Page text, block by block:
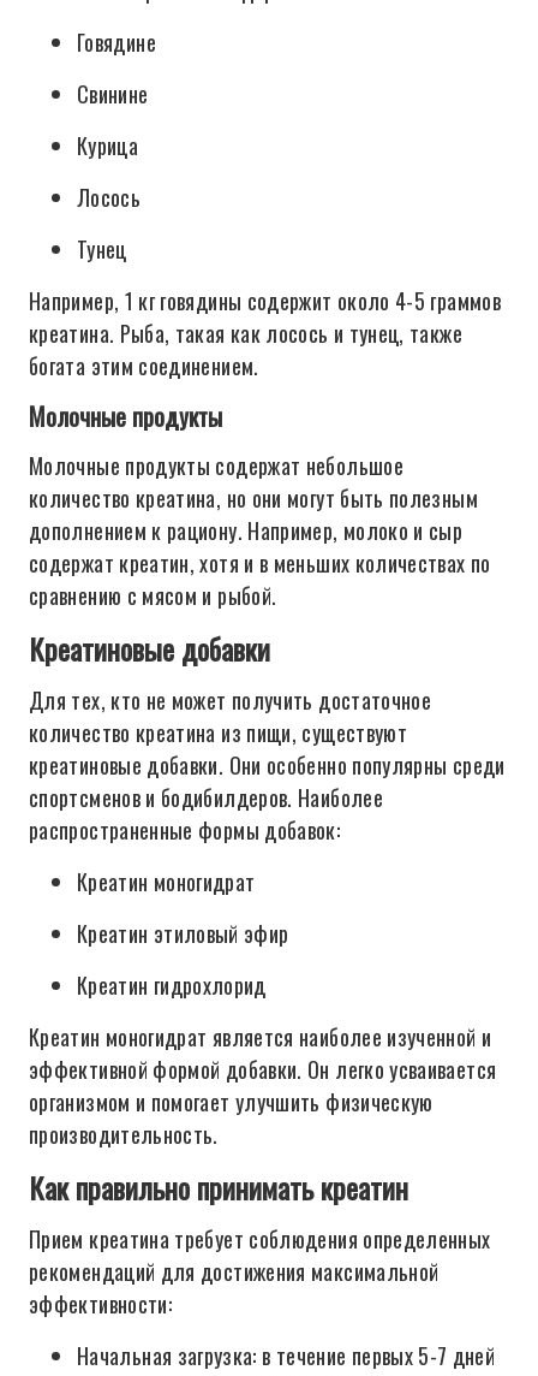
Говядине
Свинине
Курица
Лосось
Тунец
Например, 1 кг говядины содержит около 4-5 граммов
креатина. Рыба, такая как лосось и тунец, также
богата этим соединением.
Молочные продукты
Молочные продукты содержат небольшое
количество креатина, но они могут быть полезным
дополнением к рациону. Например, молоко и сыр
содержат креатин, хотя и в меньших количествах по
сравнению с мясом и рыбой.
Креатиновые добавки
Для тех, кто не может получить достаточное
количество креатина из пищи, существуют
креатиновые добавки. Они особенно популярны среди
спортсменов и бодибилдеров. Наиболее
распространенные формы добавок:
Креатин моногидрат
Креатин этиловый эфир
Креатин гидрохлорид
Креатин моногидрат является наиболее изученной и
эффективной формой добавки. Он легко усваивается
организмом и помогает улучшить физическую
производительность.
Как правильно принимать креатин
Прием креатина требует соблюдения определенных
рекомендаций для достижения максимальной
эффективности:
Начальная загрузка: в течение первых 5-7 дней